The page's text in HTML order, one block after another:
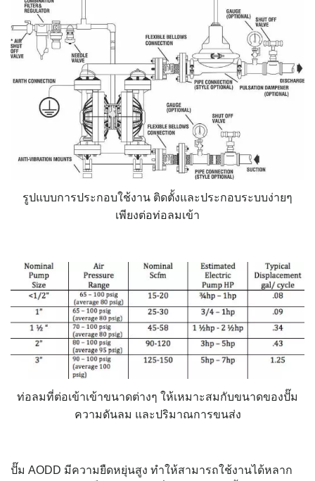
รูปแบบการประกอบใช้งาน ติดตั้งและประกอบระบบง่ายๆ
เพียงต่อท่อลมเข้า
ท่อลมที่ต่อเข้าเข้าขนาดต่างๆ ให้เหมาะสมกับขนาดของปั๊ม
ความดันลม และปริมาณการขนส่ง
ปั๊ม AODD มีความยืดหยุ่นสูง ทำให้สามารถใช้งานได้หลาก